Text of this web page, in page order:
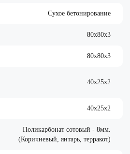
Сухое бетонирование
80х80х3
80х80х3
40х25х2
40х25х2
Поликарбонат сотовый - 8мм.
(Коричневый, янтарь, терракот)